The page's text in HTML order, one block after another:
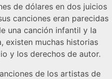
de dólares en dos juicios
canciones eran parecidas
una canción infantil y la
existen muchas historias
y los derechos de autor.
de los artistas de